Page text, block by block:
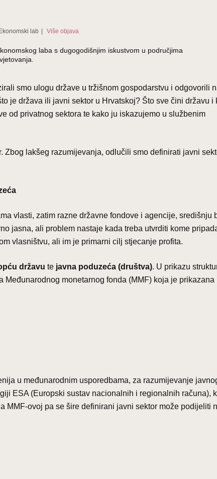
Ekonomski lab Više objava
laba s dugogodišnjim iskustvom u područjima
smo ulogu države u tržišnom gospodarstvu i odgovorili
je država ili javni sektor u Hrvatskoj? Što sve čini državu i
od privatnog sektora te kako ju iskazujemo u službenim
lakšeg razumijevanja, odlučili smo definirati javni
vlasti, zatim razne državne fondove i agencije, središnju
jasna, ali problem nastaje kada treba utvrditi kome
vlasništvu, ali im je primarni cilj stjecanje profita.
državu te javna poduzeća (društva). U prikazu
monetarnog fonda (MMF) koja je prikazana
u međunarodnim usporedbama, za razumijevanje
ESA (Europski sustav nacionalnih i regionalnih računa),
MMF-ovoj pa se šire definirani javni sektor može podijeliti